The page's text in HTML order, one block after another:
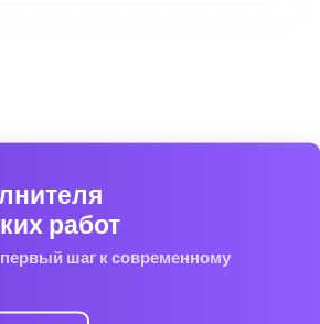
работ
шаг к современному